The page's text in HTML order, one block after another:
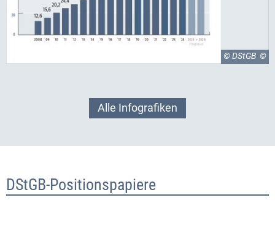
© DStGB
Alle Infografiken
DStGB-Positionspapiere